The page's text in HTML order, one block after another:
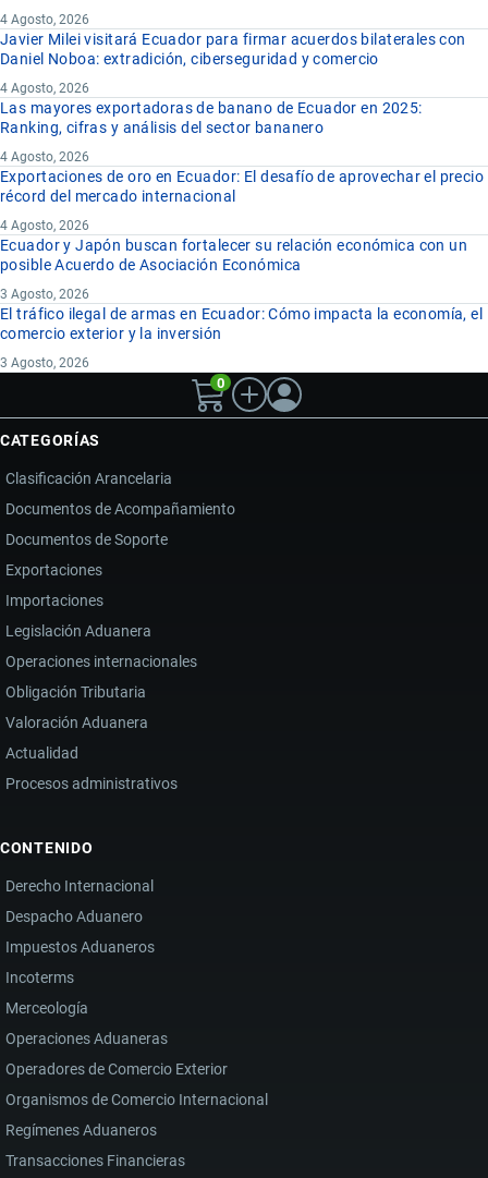
4 Agosto, 2026
Javier Milei visitará Ecuador para firmar acuerdos bilaterales con
Daniel Noboa: extradición, ciberseguridad y comercio
4 Agosto, 2026
Las mayores exportadoras de banano de Ecuador en 2025:
Ranking, cifras y análisis del sector bananero
4 Agosto, 2026
Exportaciones de oro en Ecuador: El desafío de aprovechar el precio
récord del mercado internacional
4 Agosto, 2026
Ecuador y Japón buscan fortalecer su relación económica con un
posible Acuerdo de Asociación Económica
3 Agosto, 2026
El tráfico ilegal de armas en Ecuador: Cómo impacta la economía, el
comercio exterior y la inversión
3 Agosto, 2026
0
CATEGORÍAS
Clasificación Arancelaria
Documentos de Acompañamiento
Documentos de Soporte
Exportaciones
Importaciones
Legislación Aduanera
Operaciones internacionales
Obligación Tributaria
Valoración Aduanera
Actualidad
Procesos administrativos
CONTENIDO
Derecho Internacional
Despacho Aduanero
Impuestos Aduaneros
Incoterms
Merceología
Operaciones Aduaneras
Operadores de Comercio Exterior
Organismos de Comercio Internacional
Regímenes Aduaneros
Transacciones Financieras